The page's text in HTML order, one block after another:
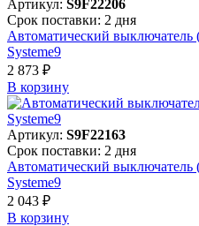
Артикул: S9F22206
Срок поставки: 2 дня
Автоматический
Systeme9
2 873 ₽
В корзинy
Артикул: S9F22163
Срок поставки: 2 дня
Автоматический
Systeme9
2 043 ₽
В корзинy